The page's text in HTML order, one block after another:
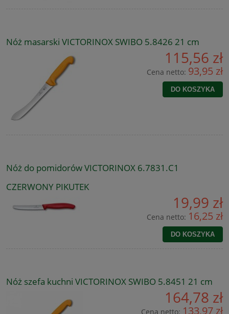
Nóż masarski VICTORINOX SWIBO 5.8426 21 cm
115,56 zł
Cena netto: 93,95 zł
DO KOSZYKA
Nóż do pomidorów VICTORINOX 6.7831.C1
CZERWONY PIKUTEK
19,99 zł
Cena netto: 16,25 zł
DO KOSZYKA
Nóż szefa kuchni VICTORINOX SWIBO 5.8451 21 cm
164,78 zł
Cena netto: 133,97 zł